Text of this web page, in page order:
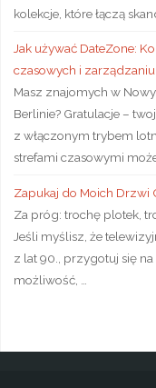
kolekcje, które łączą
Jak używać DateZone:
czasowych i
Masz znajomych w
Berlinie? Gratulacje –
z włączonym trybem
strefami czasowymi
Zapukaj do Moich Drzwi
Za próg: trochę plotek,
Jeśli myślisz, że
z lat 90., przygotuj się
możliwość, …